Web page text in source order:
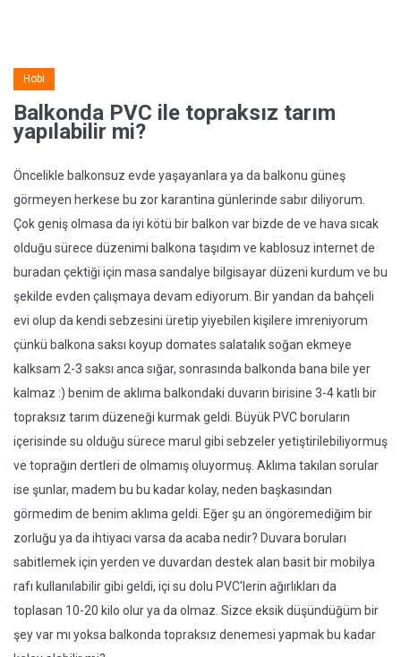
Hobi
Balkonda PVC ile topraksız tarım
yapılabilir mi?
Öncelikle balkonsuz evde yaşayanlara ya da balkonu güneş
görmeyen herkese bu zor karantina günlerinde sabır diliyorum.
Çok geniş olmasa da iyi kötü bir balkon var bizde de ve hava sıcak
olduğu sürece düzenimi balkona taşıdım ve kablosuz internet de
buradan çektiği için masa sandalye bilgisayar düzeni kurdum ve bu
şekilde evden çalışmaya devam ediyorum. Bir yandan da bahçeli
evi olup da kendi sebzesini üretip yiyebilen kişilere imreniyorum
çünkü balkona saksı koyup domates salatalık soğan ekmeye
kalksam 2-3 saksı anca sığar, sonrasında balkonda bana bile yer
kalmaz :) benim de aklıma balkondaki duvarın birisine 3-4 katlı bir
topraksız tarım düzeneği kurmak geldi. Büyük PVC boruların
içerisinde su olduğu sürece marul gibi sebzeler yetiştirilebiliyormuş
ve toprağın dertleri de olmamış oluyormuş. Aklıma takılan sorular
ise şunlar, madem bu bu kadar kolay, neden başkasından
görmedim de benim aklıma geldi. Eğer şu an öngöremediğim bir
zorluğu ya da ihtiyacı varsa da acaba nedir? Duvara boruları
sabitlemek için yerden ve duvardan destek alan basit bir mobilya
rafı kullanılabilir gibi geldi, içi su dolu PVC'lerin ağırlıkları da
toplasan 10-20 kilo olur ya da olmaz. Sizce eksik düşündüğüm bir
şey var mı yoksa balkonda topraksız denemesi yapmak bu kadar